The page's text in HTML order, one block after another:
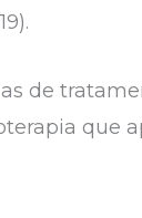
de
que